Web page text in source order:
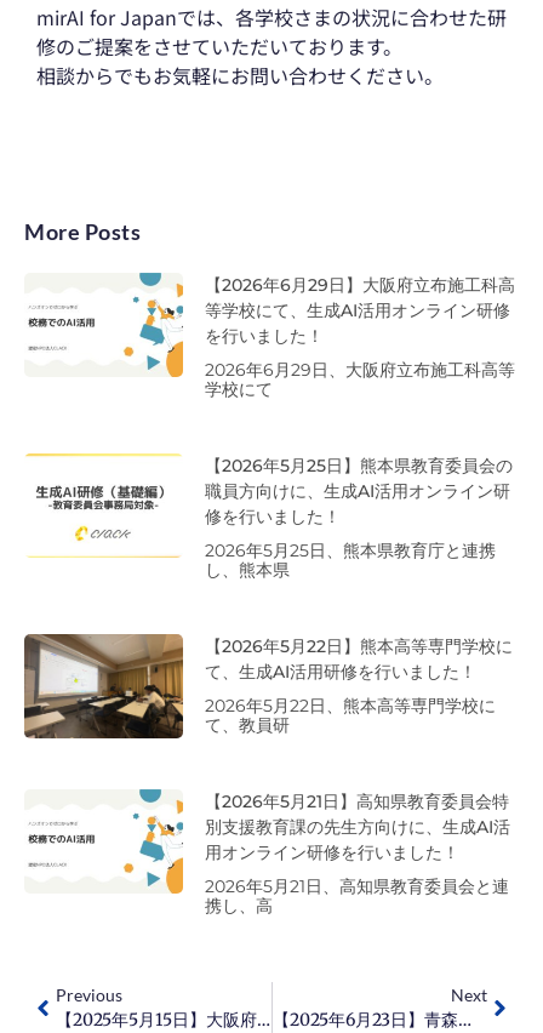
mirAI for Japanでは、各学校さまの状況に合わせた研
修のご提案をさせていただいております。
相談からでもお気軽にお問い合わせください。
More Posts
【2026年6月29日】大阪府立布施工科高
等学校にて、生成AI活用オンライン研修
を行いました！
2026年6月29日、大阪府立布施工科高等
学校にて
【2026年5月25日】熊本県教育委員会の
職員方向けに、生成AI活用オンライン研
修を行いました！
2026年5月25日、熊本県教育庁と連携
し、熊本県
【2026年5月22日】熊本高等専門学校に
て、生成AI活用研修を行いました！
2026年5月22日、熊本高等専門学校に
て、教員研
【2026年5月21日】高知県教育委員会特
別支援教育課の先生方向けに、生成AI活
用オンライン研修を行いました！
2026年5月21日、高知県教育委員会と連
携し、高
Previous
【2025年5月15日】大阪府立寝屋川高等学校にて、校務での生成AI活用研修を行いました！
Next
【2025年6月23日】青森県立青森北高等学校にて、校務での生成AI活用オンライン研修を行いました！